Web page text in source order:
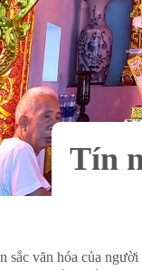
Tín
sắc văn hóa của